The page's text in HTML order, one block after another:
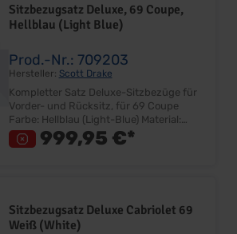
Einbauort: Vorder- und Rücksitzgestell
Hinweis: Bei Umrüstung von Standard
Deluxe-Sitzkerne Artikelnummer
Sitzbezugsatz Deluxe, 69 Coupe,
Hellblau (Light Blue)
Prod.-Nr.: 709203
Hersteller: Scott Drake
Kompletter Satz Deluxe-Sitzbezüge für
Vorder- und Rücksitz, für 69 Coupe
Farbe: Hellblau (Light-Blue) Material:
Vinyl Sehr gute Qualität Farbe und
Design entspricht dem Original
999,95 €*
Sitzbezugsatz Deluxe Cabriolet 69
Weiß (White)